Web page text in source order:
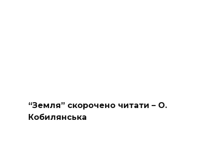
“Земля” скорочено читати – О.
Кобилянська